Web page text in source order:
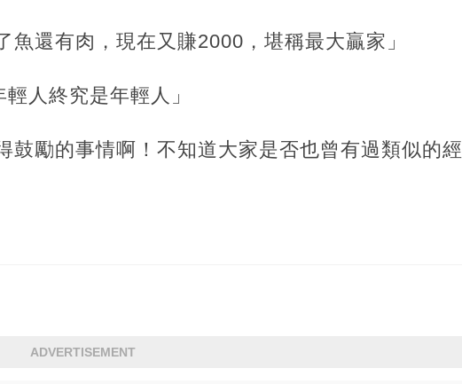
魚還有肉，現在又賺2000，堪稱最大贏家」
人終究是年輕人」
鼓勵的事情啊！不知道大家是否也曾有過類似的經
ADVERTISEMENT